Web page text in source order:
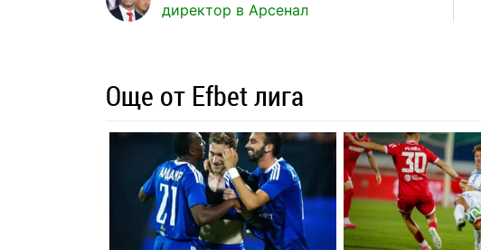
директор в Арсенал
Още от Efbet лига